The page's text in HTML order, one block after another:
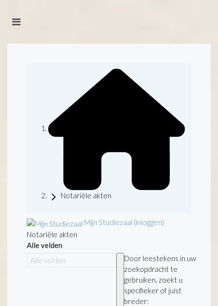
Notariële akten
Mijn Studiezaal (inloggen)
Notariële akten
Alle velden
Door leestekens in uw
zoekopdracht te
gebruiken, zoekt u
specifieker of juist
breder: